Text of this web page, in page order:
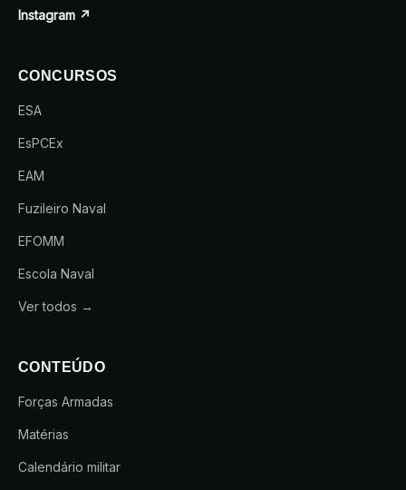
Instagram ↗
CONCURSOS
ESA
EsPCEx
EAM
Fuzileiro Naval
EFOMM
Escola Naval
Ver todos →
CONTEÚDO
Forças Armadas
Matérias
Calendário militar